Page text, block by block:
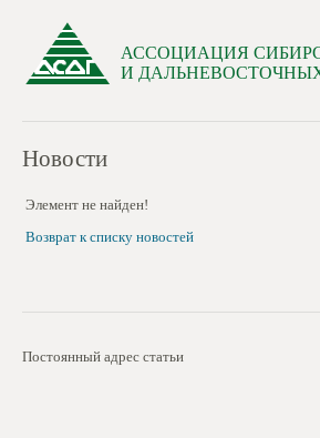
АССОЦИАЦИЯ
И
Новости
Элемент не найден!
Возврат к списку новостей
Постоянный адрес статьи